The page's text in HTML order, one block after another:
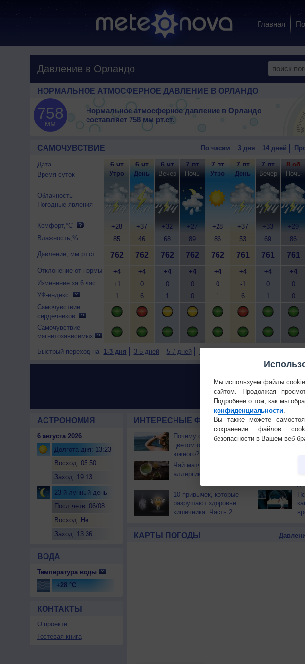
Главная
Давление в Орландо
НОРМАЛЬНОЕ АТМОСФЕРНОЕ ДАВЛЕНИЕ В ОРЛАНДО
758
мм
Нормальное атмосферное давление в Орландо
составляет 758 мм рт.ст.
САМОЧУВСТВИЕ По часам 3 дня 14 дней
Дата
Время суток
Облачность
Погодные явления
Комфорт,°C
Влажность,%
Давление, мм рт.ст.
Отклонение от нормы
Изменение за 6 час
УФ-индекс
Самочувствие
сердечников
Самочувствие
магнитозависимых
6 чт
Утро
+28
85
762
+4
+1
1
6 чт
День
+37
46
762
+4
0
6
6 чт
Вечер
+32
68
762
+4
0
1
7 пт
Ночь
+27
89
762
+4
0
0
7 пт
Утро
+28
86
762
+4
0
1
7 пт
День
+37
53
761
+4
-1
6
7 пт
Вечер
+33
69
761
+4
0
1
8 сб
Ночь
+29
86
761
+4
0
0
Быстрый переход на 1-3 дня 3-5 дней 5-7 дней 7-9 дней
АСТРОНОМИЯ
6 августа 2026
Долгота дня: 13:23
Восход: 05:50
Заход: 19:13
23-й лунный день
Посл.четв. 06/08
Восход: Не
Заход: 13:36
ВОДА
Температура воды
+28 °C
КОНТАКТЫ
О проекте
Гостевая книга
ИНТЕРЕСНЫЕ ФАКТЫ О ЧЕЛОВЕКЕ И
Почему северный загар
цветом отличается от
южного?
Чай матча может помочь
аллергикам
10 привычек, которые
разрушают здоровье
кишечника. Часть 2
КАРТЫ ПОГОДЫ
Мы используем файлы
сайтом. Продолжая
Подробнее о том, как мы
конфиденциальности.
Вы также можете
сохранение файлов
безопасности в Вашем веб-